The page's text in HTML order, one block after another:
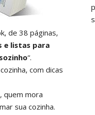
de 38 páginas,
e listas para
“.
com dicas
quem mora
sua cozinha.